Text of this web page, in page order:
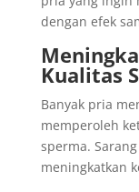
dengan efek
Kualitas
Banyak pria
memperoleh
sperma.
meningkatkan